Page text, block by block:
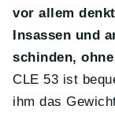
vor allem
Insassen und
schinden,
CLE 53 ist
ihm das